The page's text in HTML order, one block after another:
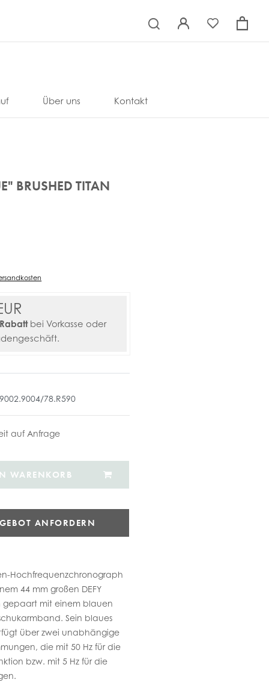
×
Über uns Kontakt
BRUSHED TITAN
bei Vorkasse oder
78.R590
auf Anfrage
WARENKORB
ANFORDERN
Hochfrequenzchronograph
44 mm großen DEFY
gepaart mit einem blauen
Sein blaues
über zwei unabhängige
die mit 50 Hz für die
bzw. mit 5 Hz für die